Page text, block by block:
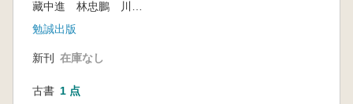
勉誠出版
新刊 在庫なし
古書 1 点